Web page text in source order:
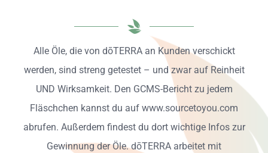
Alle Öle, die von dōTERRA an Kunden verschickt
werden, sind streng getestet – und zwar auf Reinheit
UND Wirksamkeit. Den GCMS-Bericht zu jedem
Fläschchen kannst du auf www.sourcetoyou.com
abrufen. Außerdem findest du dort wichtige Infos zur
Gewinnung der Öle. dōTERRA arbeitet mit